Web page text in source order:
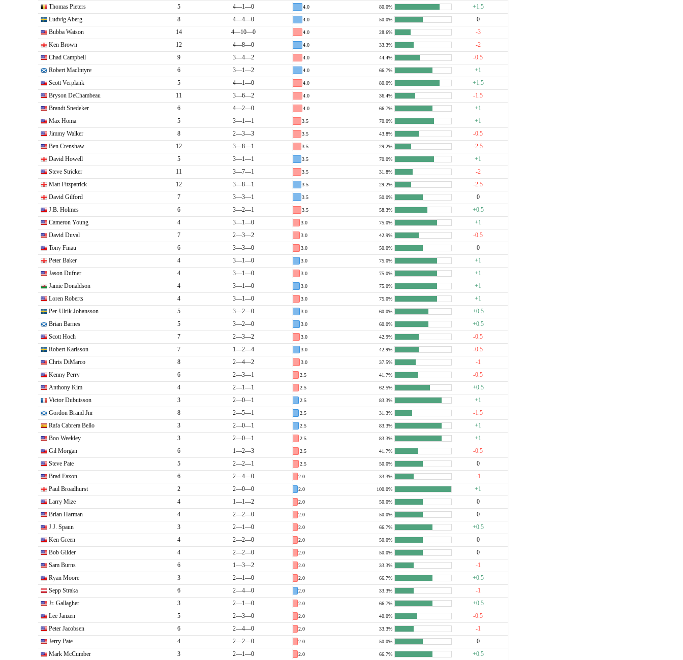
Thomas Pieters
5 4—1—0 4.0 80.0%
+1.5
Ludvig Aberg
8 4—4—0 4.0 50.0%
0
Bubba Watson
14 4—10—0 4.0 28.6%
-3
Ken Brown
12 4—8—0 4.0 33.3%
-2
Chad Campbell
9 3—4—2 4.0 44.4%
-0.5
Robert MacIntyre
6 3—1—2 4.0 66.7%
+1
Scott Verplank
5 4—1—0 4.0 80.0%
+1.5
Bryson DeChambeau
11 3—6—2 4.0 36.4%
-1.5
Brandt Snedeker
6 4—2—0 4.0 66.7%
+1
Max Homa
5 3—1—1 3.5 70.0%
+1
Jimmy Walker
8 2—3—3 3.5 43.8%
-0.5
Ben Crenshaw
12 3—8—1 3.5 29.2%
-2.5
David Howell
5 3—1—1 3.5 70.0%
+1
Steve Stricker
11 3—7—1 3.5 31.8%
-2
Matt Fitzpatrick
12 3—8—1 3.5 29.2%
-2.5
David Gilford
7 3—3—1 3.5 50.0%
0
J.B. Holmes
6 3—2—1 3.5 58.3%
+0.5
Cameron Young
4 3—1—0 3.0 75.0%
+1
David Duval
7 2—3—2 3.0 42.9%
-0.5
Tony Finau
6 3—3—0 3.0 50.0%
0
Peter Baker
4 3—1—0 3.0 75.0%
+1
Jason Dufner
4 3—1—0 3.0 75.0%
+1
Jamie Donaldson
4 3—1—0 3.0 75.0%
+1
Loren Roberts
4 3—1—0 3.0 75.0%
+1
Per-Ulrik Johansson
5 3—2—0 3.0 60.0%
+0.5
Brian Barnes
5 3—2—0 3.0 60.0%
+0.5
Scott Hoch
7 2—3—2 3.0 42.9%
-0.5
Robert Karlsson
7 1—2—4 3.0 42.9%
-0.5
Chris DiMarco
8 2—4—2 3.0 37.5%
-1
Kenny Perry
6 2—3—1 2.5 41.7%
-0.5
Anthony Kim
4 2—1—1 2.5 62.5%
+0.5
Victor Dubuisson
3 2—0—1 2.5 83.3%
+1
Gordon Brand Jnr
8 2—5—1 2.5 31.3%
-1.5
Rafa Cabrera Bello
3 2—0—1 2.5 83.3%
+1
Boo Weekley
3 2—0—1 2.5 83.3%
+1
Gil Morgan
6 1—2—3 2.5 41.7%
-0.5
Steve Pate
5 2—2—1 2.5 50.0%
0
Brad Faxon
6 2—4—0 2.0 33.3%
-1
Paul Broadhurst
2 2—0—0 2.0 100.0%
+1
Larry Mize
4 1—1—2 2.0 50.0%
0
Brian Harman
4 2—2—0 2.0 50.0%
0
J.J. Spaun
3 2—1—0 2.0 66.7%
+0.5
Ken Green
4 2—2—0 2.0 50.0%
0
Bob Gilder
4 2—2—0 2.0 50.0%
0
Sam Burns
6 1—3—2 2.0 33.3%
-1
Ryan Moore
3 2—1—0 2.0 66.7%
+0.5
Sepp Straka
6 2—4—0 2.0 33.3%
-1
Jr. Gallagher
3 2—1—0 2.0 66.7%
+0.5
Lee Janzen
5 2—3—0 2.0 40.0%
-0.5
Peter Jacobsen
6 2—4—0 2.0 33.3%
-1
Jerry Pate
4 2—2—0 2.0 50.0%
0
Mark McCumber
3 2—1—0 2.0 66.7% +0.5